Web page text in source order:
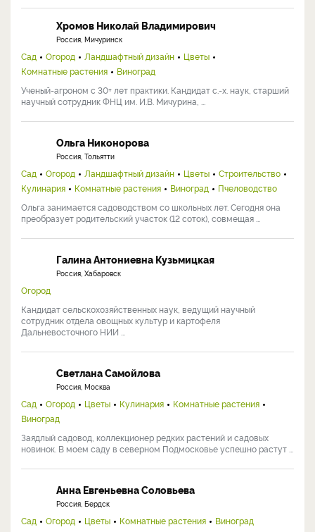
Хромов Николай Владимирович
Россия, Мичуринск
Сад Огород Ландшафтный дизайн
Цветы
Комнатные растения
Виноград
Ученый-агроном с 30+ лет практики. Кандидат с.-х. наук, старший
научный сотрудник ФНЦ им. И.В. Мичурина, ...
Ольга Никонорова
Россия, Тольятти
Сад Огород Ландшафтный дизайн Цветы
Строительство
Кулинария
Комнатные растения Виноград
Пчеловодство
Ольга занимается садоводством со школьных лет. Сегодня она
преобразует родительский участок (12 соток), совмещая ...
Галина Антониевна Кузьмицкая
Россия, Хабаровск
Огород
Кандидат сельскохозяйственных наук, ведущий научный
сотрудник отдела овощных культур и картофеля
Дальневосточного НИИ ...
Светлана Самойлова
Россия, Москва
Сад Огород Цветы Кулинария
Комнатные растения
Виноград
Заядлый садовод, коллекционер редких растений и садовых
новинок. В моем саду в северном Подмосковье успешно растут ...
Анна Евгеньевна Соловьева
Россия, Бердск
Сад Огород Цветы Комнатные растения
Виноград